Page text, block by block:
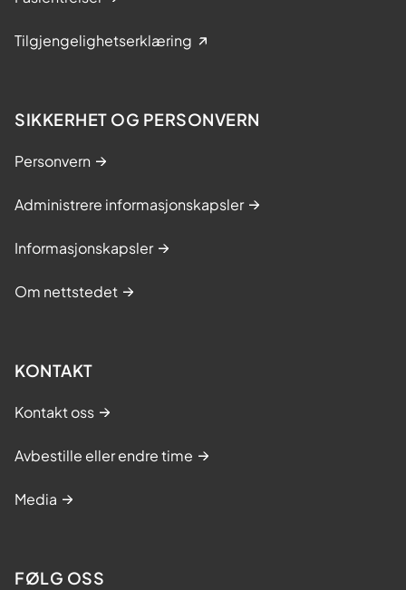
Tilgjengelighetserklæring
SIKKERHET OG PERSONVERN
Personvern
Administrere informasjonskapsler
Informasjonskapsler
Om nettstedet
KONTAKT
Kontakt oss
Avbestille eller endre time
Media
FØLG OSS